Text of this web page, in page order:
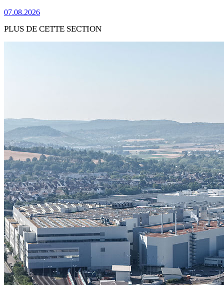
07.08.2026
PLUS DE CETTE SECTION